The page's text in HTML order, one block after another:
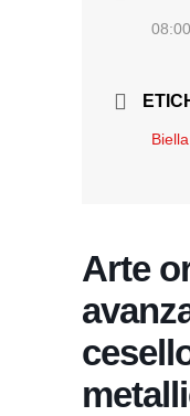
Biella
Arte